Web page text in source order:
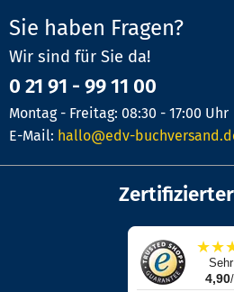
Sie haben Fragen?
Wir sind für Sie da!
0 21 91 - 99 11 00
Montag - Freitag: 08:30 - 17:00 Uhr
E-Mail: hallo@edv-
★★
4,90